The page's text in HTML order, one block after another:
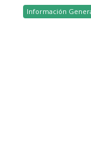
Información